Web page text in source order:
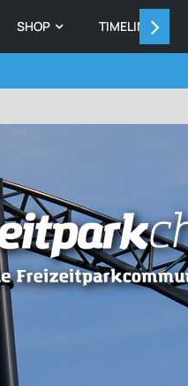
SHOP TIMELINE